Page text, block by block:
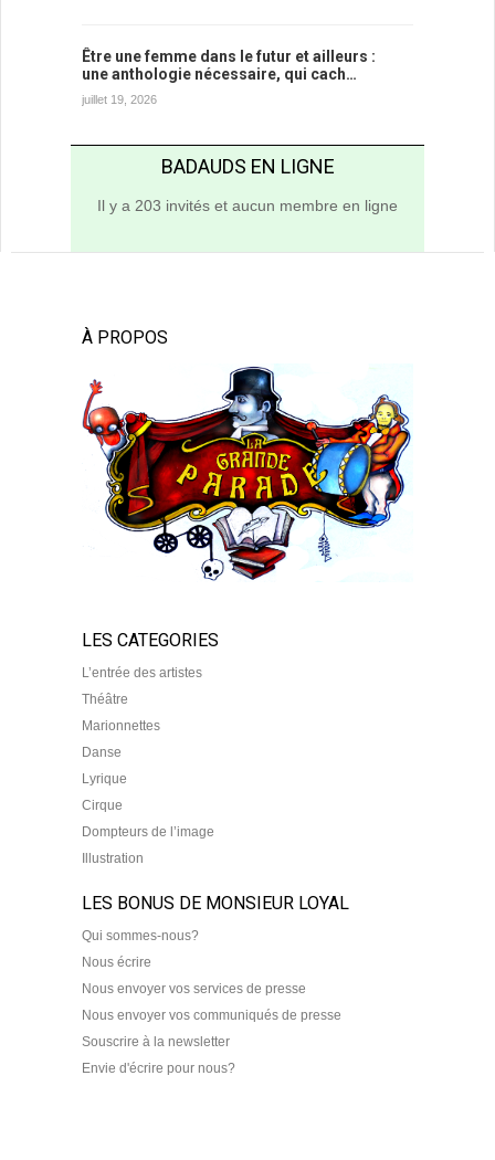
Être une femme dans le futur et ailleurs :
une anthologie nécessaire, qui cach…
juillet 19, 2026
BADAUDS EN LIGNE
Il y a 203 invités et aucun membre en ligne
À PROPOS
LES CATEGORIES
L’entrée des artistes
Théâtre
Marionnettes
Danse
Lyrique
Cirque
Dompteurs de l’image
Illustration
LES BONUS DE MONSIEUR LOYAL
Qui sommes-nous?
Nous écrire
Nous envoyer vos services de presse
Nous envoyer vos communiqués de presse
Souscrire à la newsletter
Envie d'écrire pour nous?